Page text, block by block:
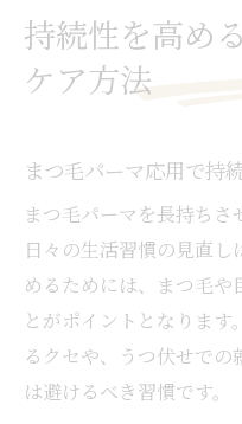
持続性を高め
ケア方法
まつ毛パーマ応用で持
まつ毛パーマを長持ちさ
日々の生活習慣の見直
めるためには、まつ毛や
とがポイントとなりま
るクセや、うつ伏せで
は避けるべき習慣です。